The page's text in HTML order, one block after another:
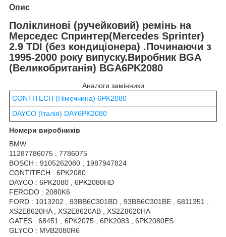
Опис
Поліклинові (ручейковий) ремінь на
Мерседес Спринтер(Mercedes Sprinter)
2.9 TDI (без кондиціонера) .Починаючи з
1995-2000 року випуску.Виробник BGA
(Великобританія) BGA6PK2080
Аналоги замінники
CONTITECH (Німеччина) 6PK2080
DAYCO (Італія) DAY6PK2080
Номери виробників
BMW :
11287786075 , 7786075
BOSCH : 9105262080 , 1987947824
CONTITECH : 6PK2080
DAYCO : 6PK2080 , 6PK2080HD
FERODO : 2080K6
FORD : 1013202 , 93BB6C301BD , 93BB6C301BE , 6811351 ,
XS2E8620HA , XS2E8620AB , XS2Z8620HA
GATES : 68451 , 6PK2075 , 6PK2083 , 6PK2080ES
GLYCO : MVB2080R6